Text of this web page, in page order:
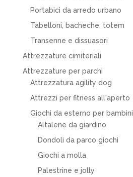
Portabici da arredo urbano
Tabelloni, bacheche, totem
Transenne e dissuasori
Attrezzature cimiteriali
Attrezzature per parchi
Attrezzatura agility dog
Attrezzi per fitness all'aperto
Giochi da esterno per bambini
Altalene da giardino
Dondoli da parco giochi
Giochi a molla
Palestrine e jolly